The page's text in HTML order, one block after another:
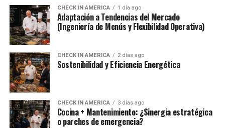
CHECK IN AMERICA 1 día ago
Adaptación a Tendencias del Mercado
(Ingeniería de Menús y Flexibilidad Operativa)
CHECK IN AMERICA 2 días ago
Sostenibilidad y Eficiencia Energética
CHECK IN AMERICA 3 días ago
Cocina + Mantenimiento: ¿Sinergia estratégica
o parches de emergencia?